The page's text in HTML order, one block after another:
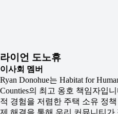
라이언 도노휴
이사회 멤버
Ryan Donohue는 Habitat for
Counties의 최고 옹호 책임자입
적 경험을 저렴한 주택 소유 정